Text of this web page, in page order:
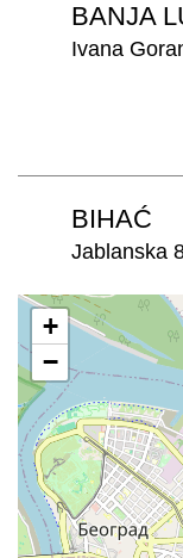
BANJA
Ivana
BIHAĆ
Jablanska
Stefana
+
−